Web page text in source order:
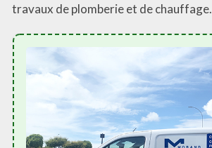
travaux de plomberie et de chauffage.